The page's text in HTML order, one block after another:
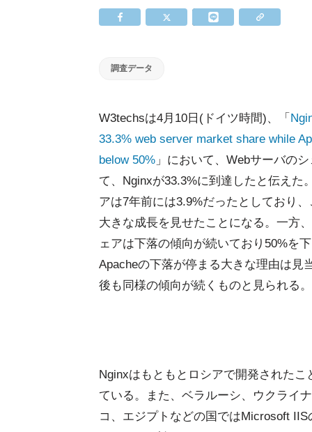
調査データ
W3techsは4月10日(ドイツ時間)、「
33.3% web server market share while
below 50% 」において、Webサーバの
て、Nginxが33.3%に到達したと伝えた
アは7年前には3.9%だったとしており
大きな成長を見せたことになる。一方
ェアは下落の傾向が続いており50%を
Apacheの下落が停まる大きな理由は見
後も同様の傾向が続くものと見られる。
Nginxはもともとロシアで開発された
ている。また、ベラルーシ、ウクライ
コ、エジプトなどの国ではMicrosoft